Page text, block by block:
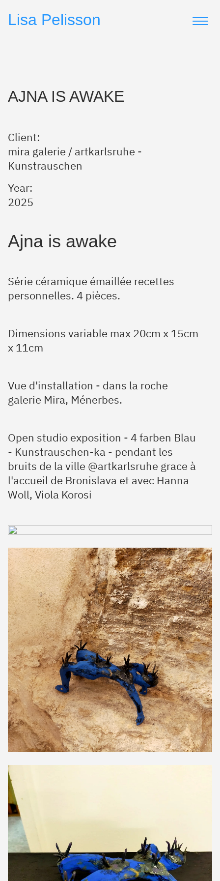
Lisa Pelisson
▷
AJNA IS AWAKE
Client:
mira galerie / artkarlsruhe -
Kunstrauschen
Year:
2025
Ajna is awake
Série céramique émaillée recettes
personnelles. 4 pièces.
Dimensions variable max 20cm x 15cm
x 11cm
Vue d'installation - dans la roche
galerie Mira, Ménerbes.
Open studio exposition - 4 farben Blau
- Kunstrauschen-ka - pendant les
bruits de la ville @artkarlsruhe grace à
l'accueil de Bronislava et avec Hanna
Woll, Viola Korosi